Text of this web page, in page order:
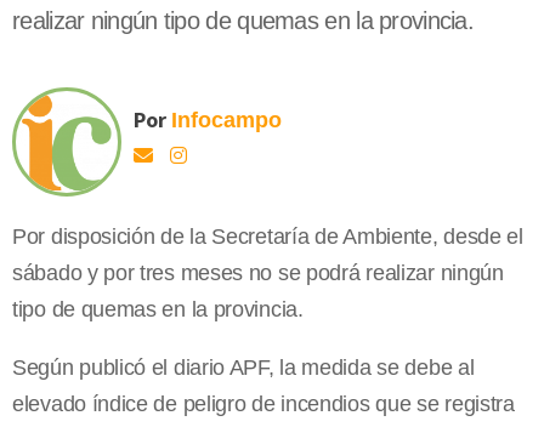
realizar ningún tipo de quemas en la provincia.
Por Infocampo
Por disposición de la Secretaría de Ambiente, desde el
sábado y por tres meses no se podrá realizar ningún
tipo de quemas en la provincia.
Según publicó el diario APF, la medida se debe al
elevado índice de peligro de incendios que se registra